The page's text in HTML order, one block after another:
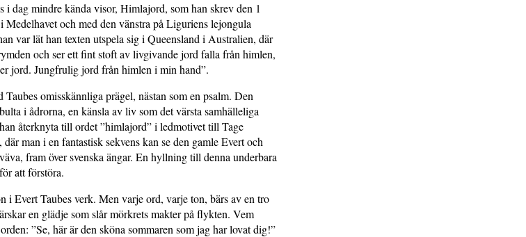
i dag mindre kända visor, Himlajord, som han skrev den 1
Medelhavet och med den vänstra på Liguriens lejongula
var lät han texten utspela sig i Queensland i Australien, där
och ser ett fint stoft av livgivande jord falla från himlen,
jord. Jungfrulig jord från himlen i min hand”.
omisskännliga prägel, nästan som en psalm. Den
i ådrorna, en känsla av liv som det värsta samhälleliga
återknyta till ordet ”himlajord” i ledmotivet till Tage
man i en fantastisk sekvens kan se den gamle Evert och
fram över svenska ängar. En hyllning till denna underbara
att förstöra.
i Evert Taubes verk. Men varje ord, varje ton, bärs av en tro
en glädje som slår mörkrets makter på flykten. Vem
”Se, här är den sköna sommaren som jag har lovat dig!”